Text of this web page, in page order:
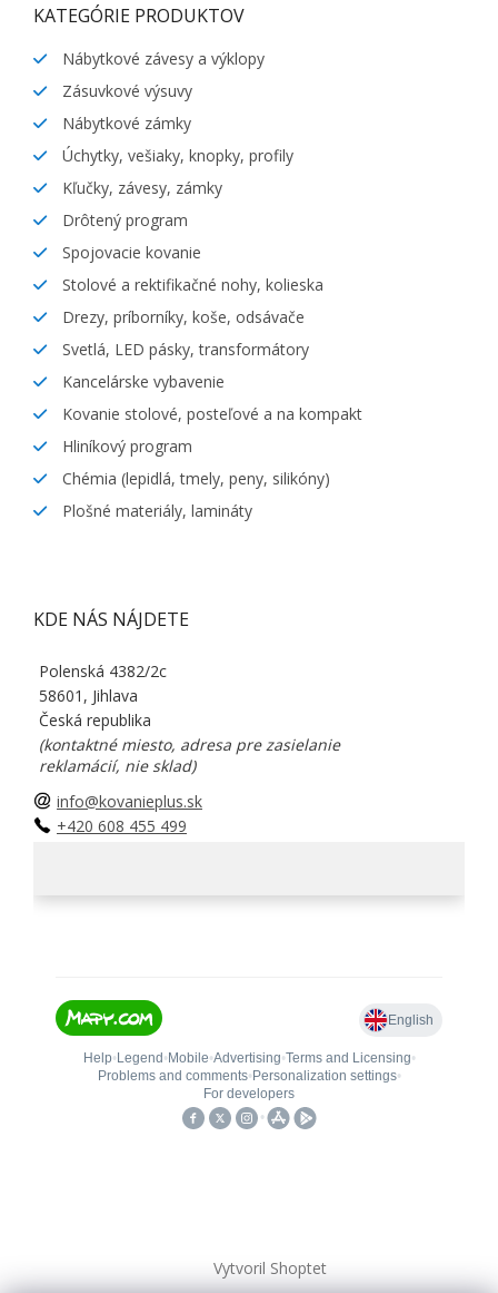
KATEGÓRIE PRODUKTOV
Nábytkové závesy a výklopy
Zásuvkové výsuvy
Nábytkové zámky
Úchytky, vešiaky, knopky, profily
Kľučky, závesy, zámky
Drôtený program
Spojovacie kovanie
Stolové a rektifikačné nohy, kolieska
Drezy, príborníky, koše, odsávače
Svetlá, LED pásky, transformátory
Kancelárske vybavenie
Kovanie stolové, posteľové a na kompakt
Hliníkový program
Chémia (lepidlá, tmely, peny, silikóny)
Plošné materiály, lamináty
KDE NÁS NÁJDETE
Polenská 4382/2c
58601, Jihlava
Česká republika
(kontaktné miesto, adresa pre zasielanie
reklamácií, nie sklad)
info@kovanieplus.sk
+420 608 455 499
Vytvoril Shoptet